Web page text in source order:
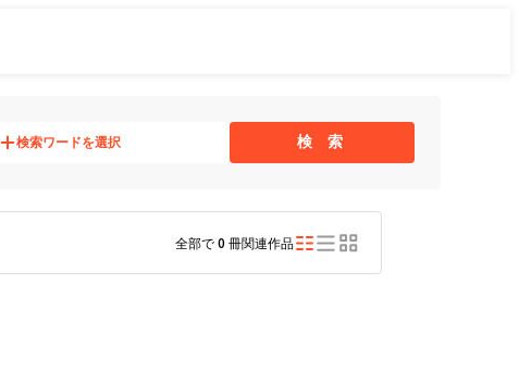
検索ワードを選択 検 索
全部で0 冊関連作品